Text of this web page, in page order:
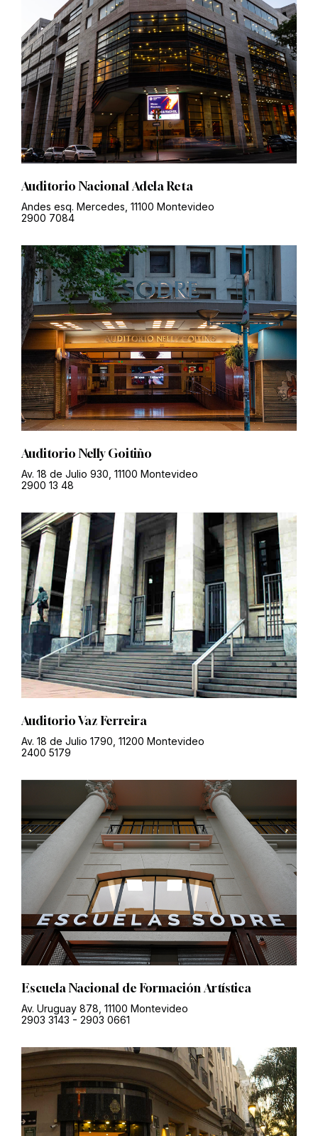
Auditorio Nacional Adela Reta
Andes esq. Mercedes, 11100 Montevideo
2900 7084
Auditorio Nelly Goitiño
Av. 18 de Julio 930, 11100 Montevideo
2900 13 48
Auditorio Vaz Ferreira
Av. 18 de Julio 1790, 11200 Montevideo
2400 5179
Escuela Nacional de Formación Artística
Av. Uruguay 878, 11100 Montevideo
2903 3143 - 2903 0661